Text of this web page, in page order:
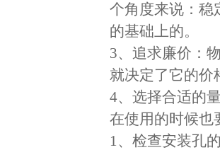
个角度来说：稳
的基础上的。
3、追求廉价：
就决定了它的价
4、选择合适的
在使用的时候
1、检查安装孔